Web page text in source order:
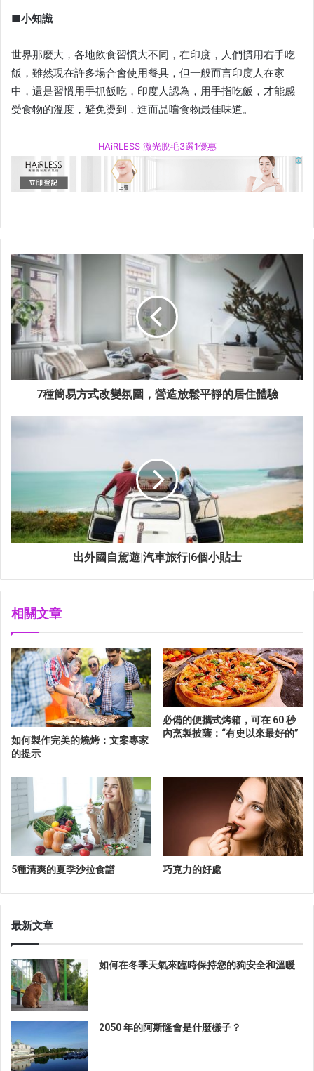
■小知識
世界那麼大，各地飲食習慣大不同，在印度，人們慣用右手吃
飯，雖然現在許多場合會使用餐具，但一般而言印度人在家
中，還是習慣用手抓飯吃，印度人認為，用手指吃飯，才能感
受食物的溫度，避免燙到，進而品嚐食物最佳味道。
HAiRLESS 激光脫毛3選1優惠
7種簡易方式改變氛圍，營造放鬆平靜的居住體驗
出外國自駕遊|汽車旅行|6個小貼士
相關文章
如何製作完美的燒烤：文案專家
的提示
必備的便攜式烤箱，可在 60 秒
內烹製披薩：“有史以來最好的”
5種清爽的夏季沙拉食譜 巧克力的好處
最新文章
如何在冬季天氣來臨時保持您的狗安全和溫暖
2050 年的阿斯隆會是什麼樣子？